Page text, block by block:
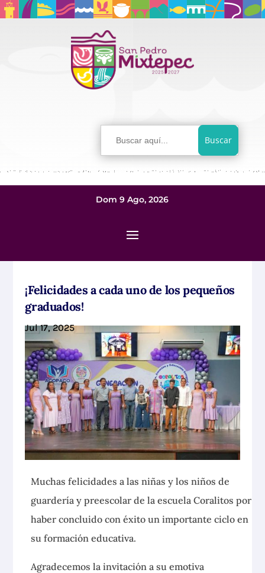
Buscar:
Dom 9 Ago, 2026
¡Felicidades a cada uno de los pequeños
graduados!
Jul 17, 2025
Muchas felicidades a las niñas y los niños de
guardería y preescolar de la escuela Coralitos por
haber concluido con éxito un importante ciclo en
su formacióneducativa.
Agradecemos la invitación a su emotiva